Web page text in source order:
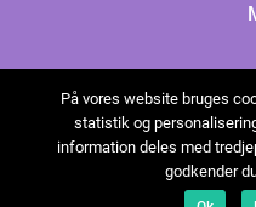
På vores website bruges
statistik og
information deles med
godkender